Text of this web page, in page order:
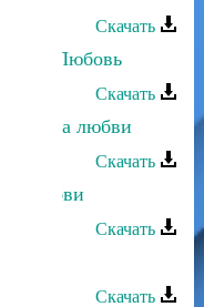
Скачать
Любовь
Скачать
чаша любви
Скачать
любви
Скачать
Скачать